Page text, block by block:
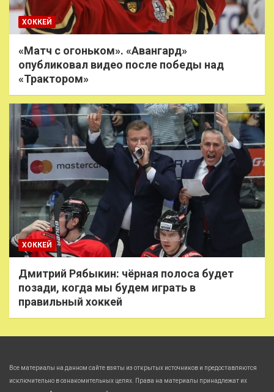
ХОККЕЙ
«Матч с огоньком». «Авангард»
опубликовал видео после победы над
«Трактором»
ХОККЕЙ
Дмитрий Рябыкин: чёрная полоса будет
позади, когда мы будем играть в
правильный хоккей
Все материалы на данном сайте взяты из открытых источников и предоставляются
исключительно в ознакомительных целях. Права на материалы принадлежат их